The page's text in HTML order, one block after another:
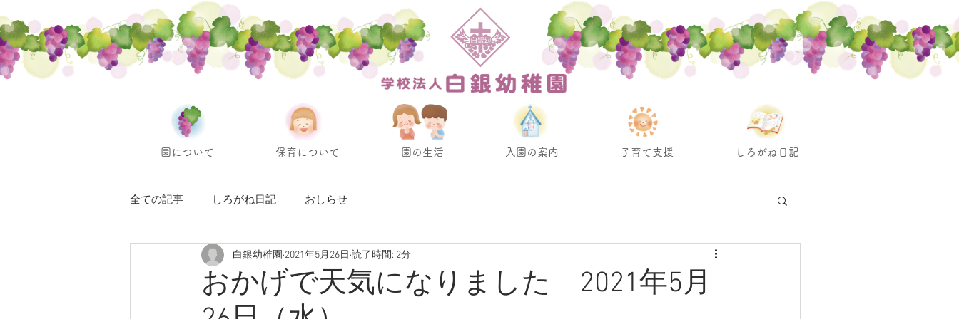
園について 保育について 園の生活 入園の案内 子育て支援 しろがね日記
全ての記事 しろがね日記 おしらせ
おかげで天気になりました 2021年5月
白銀幼稚園 2021年5月26日 読了時間: 2分